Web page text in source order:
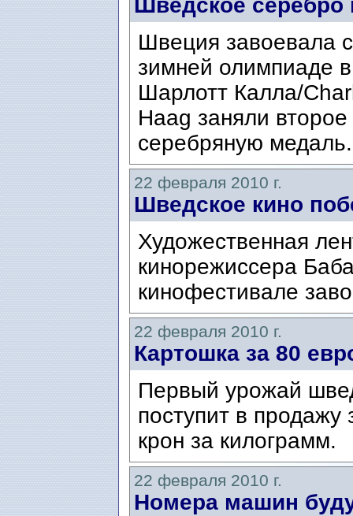
Шведское серебро
Швеция завоевала
зимней олимпиаде
Шарлотт Калла/
Haag заняли
серебряную
22 февраля 2010 г.
Шведское кино
Художественная
кинорежиссера
кинофестивале
22 февраля 2010 г.
Картошка за 80
Первый урожай
поступит в
крон за килограмм.
22 февраля 2010 г.
Номера машин